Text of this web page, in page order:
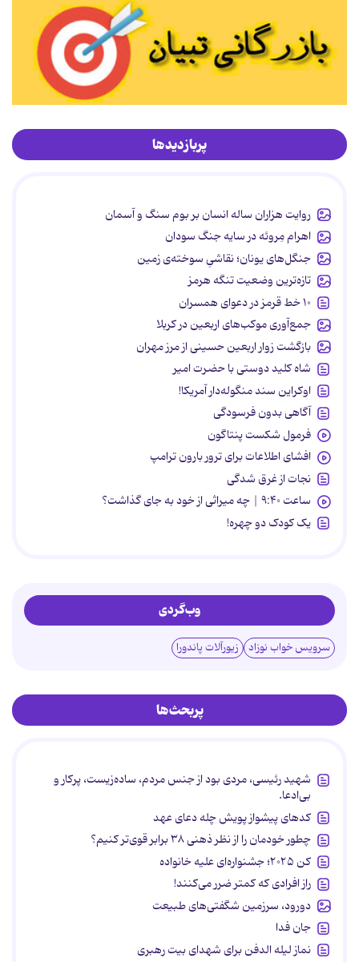
پربازدیدها
روایت هزاران ساله انسان بر بوم سنگ و آسمان
اهرام مِروئه در سایه جنگ سودان
جنگل‌های یونان؛ نقاشیِ سوخته‌ی زمین
تازه‌ترین وضعیت تنگه هرمز
۱۰ خط قرمز در دعوای همسران
جمع‌آوری موکب‌های اربعین در کربلا
بازگشت زوار اربعین حسینی از مرز مهران
شاه کلید دوستی با حضرت امیر
اوکراین سند منگوله‌دار آمریکا!
آگاهی بدون فرسودگی
فرمول شکست پنتاگون
افشای اطلاعات برای ترور بارون ترامپ
نجات از غرق شدگی
ساعت ۹:۴۰ | چه میراثی از خود به جای گذاشت؟
یک کودک دو چهره!
وب‌گردی
سرویس خواب نوزاد زیورآلات پاندورا
پربحث‌ها
شهید رئیسی، مردی بود از جنس مردم، ساده‌زیست، پرکار و
بی‌ادعا.
کدهای پیشواز پویش چله دعای عهد
چطور خودمان را از نظر ذهنی ۳۸ برابر قوی‌تر کنیم؟
کن ۲۰۲۵؛ جشنواره‌ای علیه خانواده
راز افرادی که کمتر ضرر می‌کنند!
دورود، سرزمین شگفتی‌های طبیعت
جان فدا
نماز لیله الدفن برای شهدای بیت رهبری